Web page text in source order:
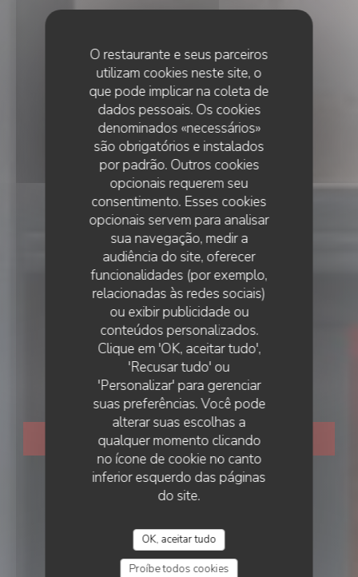
O restaurante e seus parceiros
utilizam cookies neste site, o
que pode implicar na coleta de
dados pessoais. Os cookies
denominados «necessários»
são obrigatórios e instalados
por padrão. Outros cookies
opcionais requerem seu
consentimento. Esses cookies
opcionais servem para analisar
sua navegação, medir a
audiência do site, oferecer
funcionalidades (por exemplo,
relacionadas às redes sociais)
ou exibir publicidade ou
conteúdos personalizados.
Clique em 'OK, aceitar tudo',
'Recusar tudo' ou
'Personalizar' para gerenciar
suas preferências. Você pode
alterar suas escolhas a
qualquer momento clicando
no ícone de cookie no canto
inferior esquerdo das páginas
do site.
OK, aceitar tudo
Proíbe todos cookies
PARIS
Nous 4 | Restaurant
bistronomique
RESERVAR UMA MESA